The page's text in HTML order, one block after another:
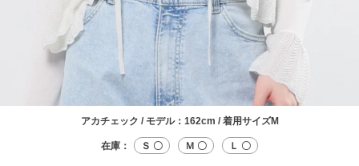
アカチェック / モデル：162cm / 着用サイズM
在庫： Ｓ 〇 Ｍ 〇 Ｌ 〇